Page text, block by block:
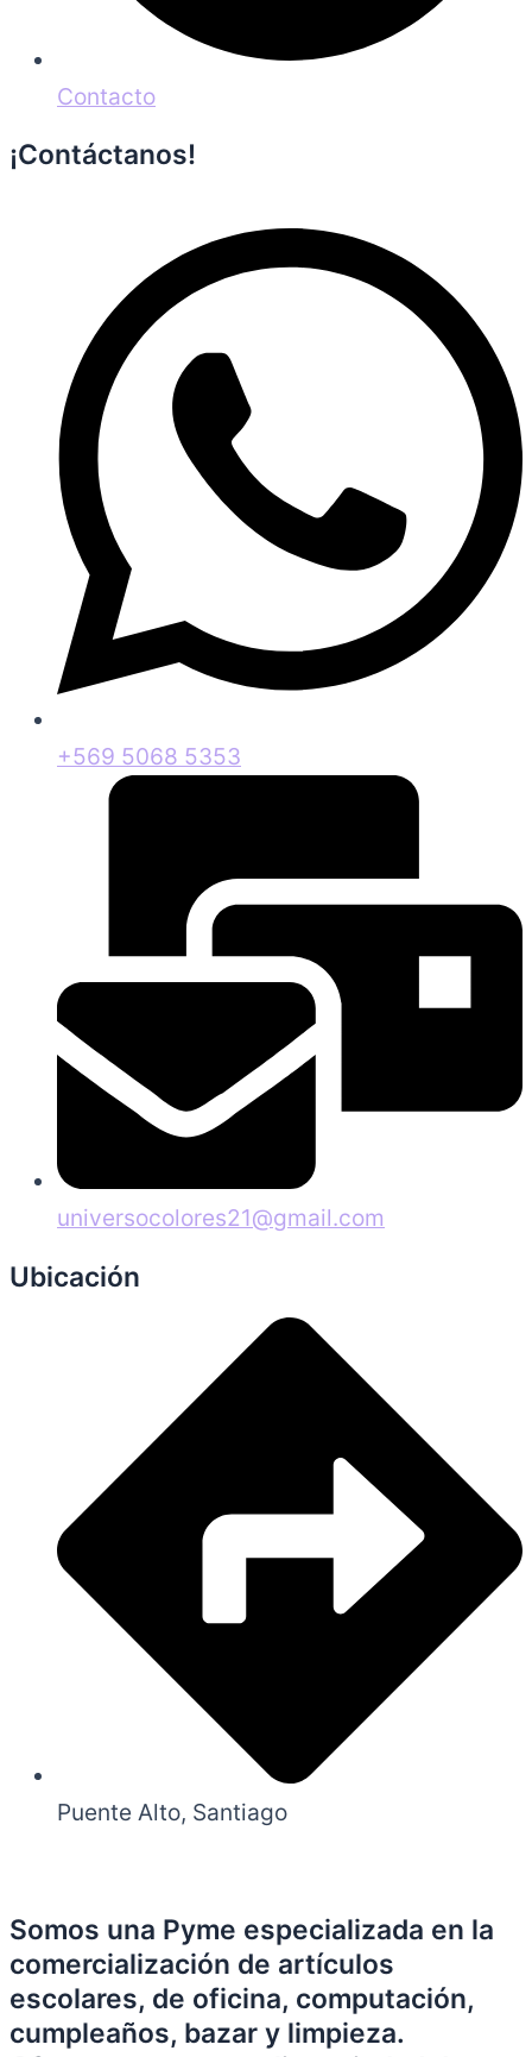
Contacto
¡Contáctanos!
+569 5068 5353
universocolores21@gmail.com
Ubicación
Puente Alto, Santiago
Somos una Pyme especializada en la
comercialización de artículos
escolares, de oficina, computación,
cumpleaños, bazar y limpieza.